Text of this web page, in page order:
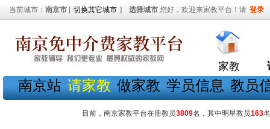
当前城市： 南京市 [ 切换其它城市 ] 选择城市 您好，欢迎来家教平台！请 登录
家教
南京站 请家教 做家教 学员信息 教员
目前，南京家教平台在册教员3809名，其中明星教员163